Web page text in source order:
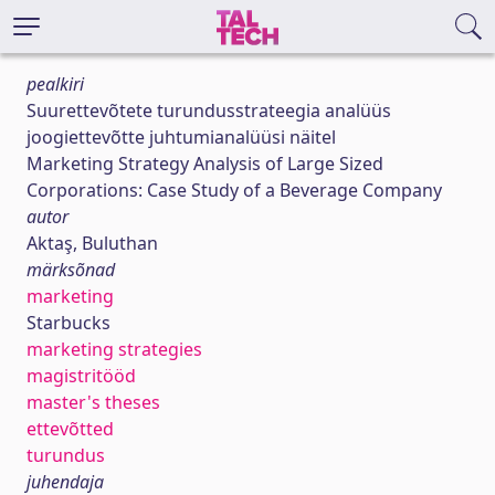
pealkiri
Suurettevõtete turundusstrateegia analüüs
joogiettevõtte juhtumianalüüsi näitel
Marketing Strategy Analysis of Large Sized
Corporations: Case Study of a Beverage Company
autor
Aktaş, Buluthan
märksõnad
marketing
Starbucks
marketing strategies
magistritööd
master's theses
ettevõtted
turundus
juhendaja